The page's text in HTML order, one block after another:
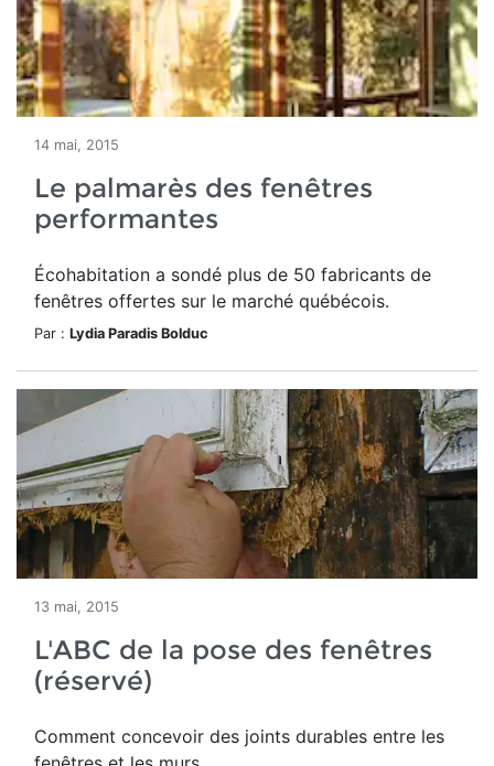
14 mai, 2015
Le palmarès des fenêtres
performantes
Écohabitation a sondé plus de 50 fabricants de
fenêtres offertes sur le marché québécois.
Par : Lydia Paradis Bolduc
13 mai, 2015
L'ABC de la pose des fenêtres
(réservé)
Comment concevoir des joints durables entre les